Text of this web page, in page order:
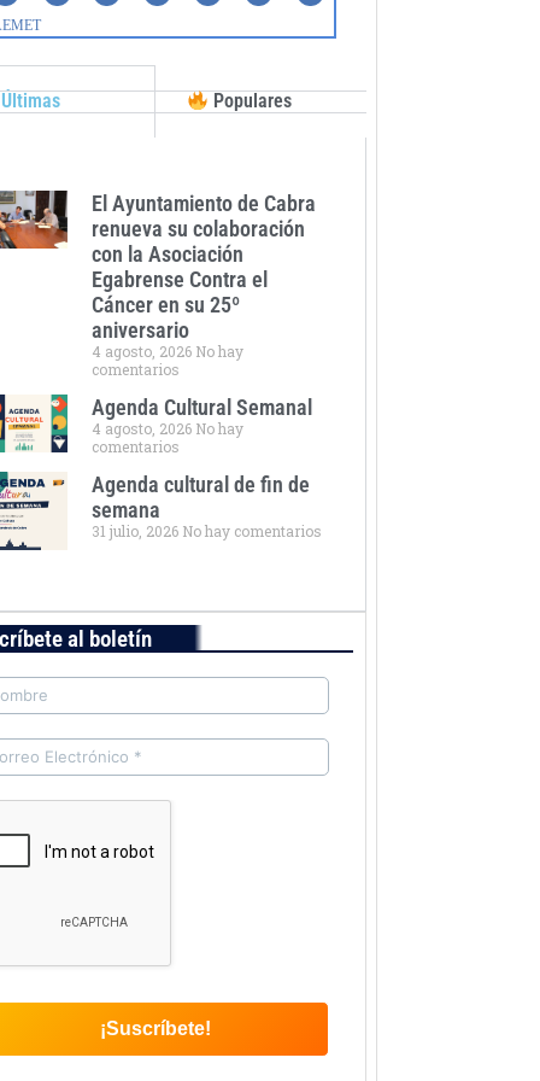
Populares
El Ayuntamiento de Cabra
renueva su colaboración
con la Asociación
Egabrense Contra el
Cáncer en su 25º
aniversario
4 agosto, 2026 No hay
comentarios
Agenda Cultural Semanal
4 agosto, 2026 No hay
comentarios
Agenda cultural de fin de
semana
31 julio, 2026 No hay comentarios
al boletín